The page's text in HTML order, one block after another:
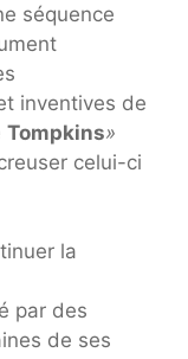
séquence
inventives de
Tompkins»
celui-ci
la
par des
de ses